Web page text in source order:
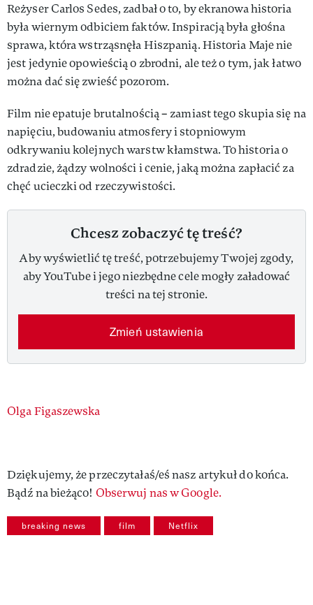
Reżyser Carlos Sedes, zadbał o to, by ekranowa historia
była wiernym odbiciem faktów. Inspiracją była głośna
sprawa, która wstrząsnęła Hiszpanią. Historia Maje nie
jest jedynie opowieścią o zbrodni, ale też o tym, jak łatwo
można dać się zwieść pozorom.
Film nie epatuje brutalnością – zamiast tego skupia się na
napięciu, budowaniu atmosfery i stopniowym
odkrywaniu kolejnych warstw kłamstwa. To historia o
zdradzie, żądzy wolności i cenie, jaką można zapłacić za
chęć ucieczki od rzeczywistości.
Chcesz zobaczyć tę treść?
Aby wyświetlić tę treść, potrzebujemy Twojej zgody,
aby YouTube i jego niezbędne cele mogły załadować
treści na tej stronie.
Zmień ustawienia
Authors
Olga Figaszewska
Dziękujemy, że przeczytałaś/eś nasz artykuł do końca.
Bądź na bieżąco! Obserwuj nas w Google.
breaking news film Netflix